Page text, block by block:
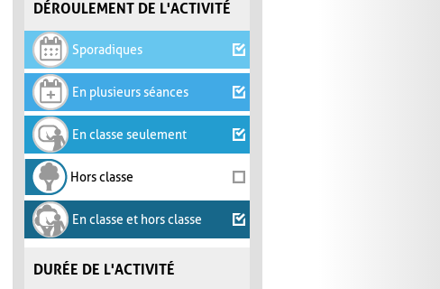
DÉROULEMENT DE L'ACTIVITÉ
Sporadiques
En plusieurs séances
En classe seulement
Hors classe
En classe et hors classe
DURÉE DE L'ACTIVITÉ